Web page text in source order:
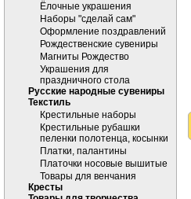
Ёлочные украшения
Наборы "сделай сам"
Оформление поздравлений
Рождественские сувениры
Магниты Рождество
Украшения для
праздничного стола
Русские народные сувениры
Текстиль
Крестильные наборы
Крестильные рубашки
пеленки полотенца, косынки
Платки, палантины
Платочки носовые вышитые
Товары для венчания
Кресты